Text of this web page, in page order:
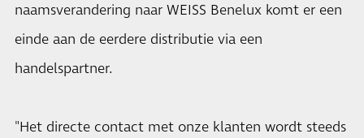
naamsverandering naar WEISS Benelux komt er een
einde aan de eerdere distributie via een
handelspartner.
"Het directe contact met onze klanten wordt steeds